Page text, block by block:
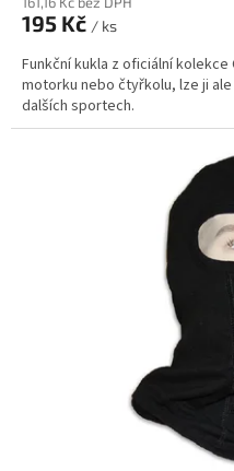
195 Kč / ks
Funkční kukla z oficiální kolekce
motorku nebo čtyřkolu, lze ji
dalších sportech.